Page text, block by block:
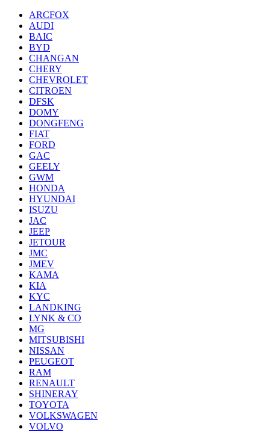
ARCFOX
AUDI
BAIC
BYD
CHANGAN
CHERY
CHEVROLET
CITROEN
DFSK
DOMY
DONGFENG
FIAT
FORD
GAC
GEELY
GWM
HONDA
HYUNDAI
ISUZU
JAC
JEEP
JETOUR
JMC
JMEV
KAMA
KIA
KYC
LANDKING
LYNK & CO
MG
MITSUBISHI
NISSAN
PEUGEOT
RAM
RENAULT
SHINERAY
TOYOTA
VOLKSWAGEN
VOLVO